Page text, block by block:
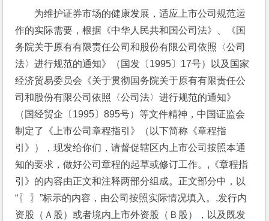
为维护证券市场的健康发展，适应上市公司规范运
作的实际需要，根据《中华人民共和国公司法》、《国
务院关于原有有限责任公司和股份有限公司依照〈公司
法〉进行规范的通知》（国发〔1995〕17号）以及国家
经济贸易委员会《关于贯彻国务院关于原有有限责任公
司和股份有限公司依照〈公司法〉进行规范的通知》
（国经贸企〔1995〕895号）等文件精神，中国证监会
制定了《上市公司章程指引》（以下简称《章程指
引》），现发给你们，请督促辖区内上市公司按照本通
知的要求，做好公司章程的起草或修订工作。,《章程指
引》的内容由正文和注释两部分组成。正文部分中，以
“〖 〗”标示的内容，由公司按照实际情况填入。,发行内
资股（Ａ股）或者境内上市外资股（Ｂ股），以及既发